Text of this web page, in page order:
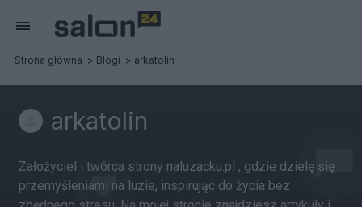
Strona główna Blogi arkatolin
arkatolin
Założyciel i twórca strony naluzacku.pl , gdzie dzielę się
przemyśleniami na luzie, inspirując do życia bez